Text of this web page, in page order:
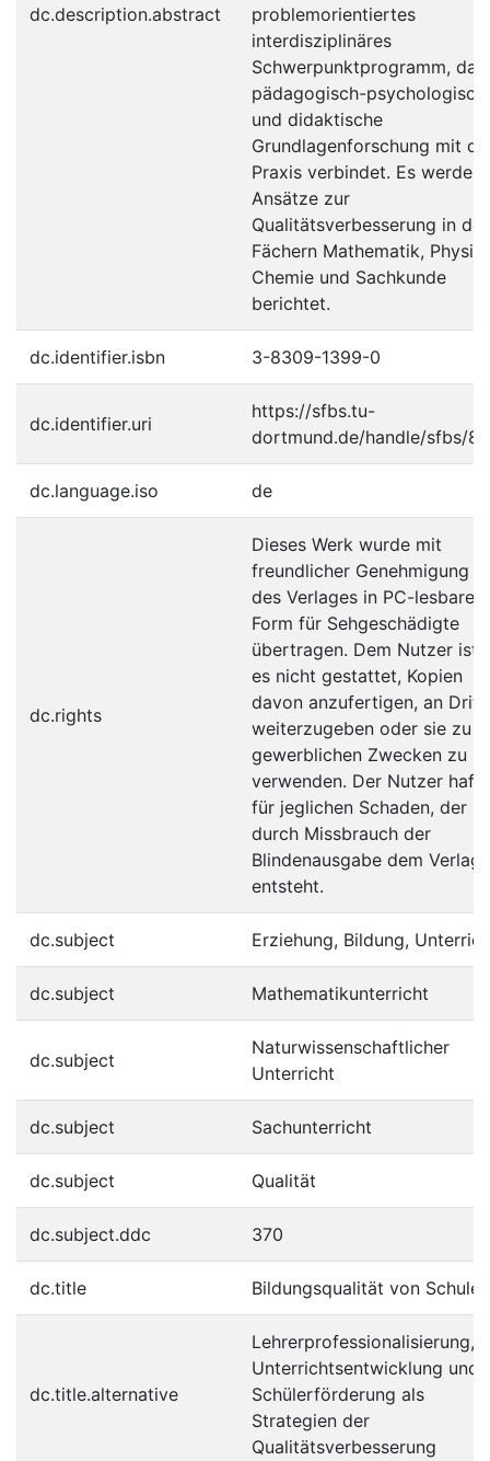
dc.description.abstract
problemorientiertes
interdisziplinäres
Schwerpunktprogramm, das
pädagogisch-
und didaktische
Grundlagenforschung mit
Praxis verbindet. Es werden
Ansätze zur
Qualitätsverbesserung in
Fächern Mathematik, Physik,
Chemie und Sachkunde
berichtet.
dc.identifier.isbn 3-8309-1399-0
dc.identifier.uri
https://sfbs.tu-
dortmund.de/handle/sfbs/
dc.language.iso de
dc.rights
Dieses Werk wurde mit
freundlicher Genehmigung
des Verlages in PC-lesbare
Form für Sehgeschädigte
übertragen. Dem Nutzer ist
es nicht gestattet, Kopien
davon anzufertigen, an
weiterzugeben oder sie zu
gewerblichen Zwecken zu
verwenden. Der Nutzer
für jeglichen Schaden, der
durch Missbrauch der
Blindenausgabe dem Verlag
entsteht.
dc.subject Erziehung, Bildung,
dc.subject Mathematikunterricht
dc.subject
Naturwissenschaftlicher
Unterricht
dc.subject Sachunterricht
dc.subject Qualität
dc.subject.ddc 370
dc.title Bildungsqualität von Schule
dc.title.alternative
Lehrerprofessionalisierung,
Unterrichtsentwicklung und
Schülerförderung als
Strategien der
Qualitätsverbesserung